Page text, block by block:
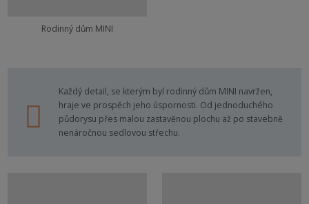
Rodinný dům MINI
Každý detail, se kterým byl rodinný dům MINI navržen,
hraje ve prospěch jeho úspornosti. Od jednoduchého
půdorysu přes malou zastavěnou plochu až po stavebně
nenáročnou sedlovou střechu.